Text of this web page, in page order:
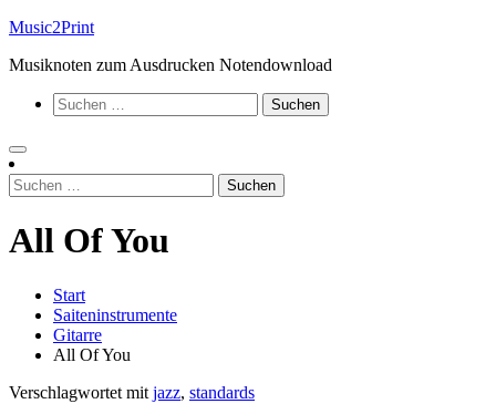
Zum
springen
Music2Print
Musiknoten zum Ausdrucken Notendownload
Suchen
nach:
Suchen
nach:
All Of You
Start
Saiteninstrumente
Gitarre
All Of You
Verschlagwortet mit jazz, standards